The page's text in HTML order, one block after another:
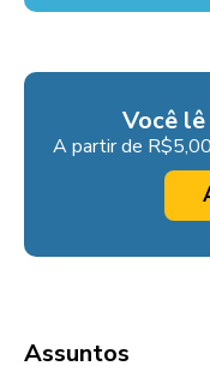
Você
A partir de
Assuntos